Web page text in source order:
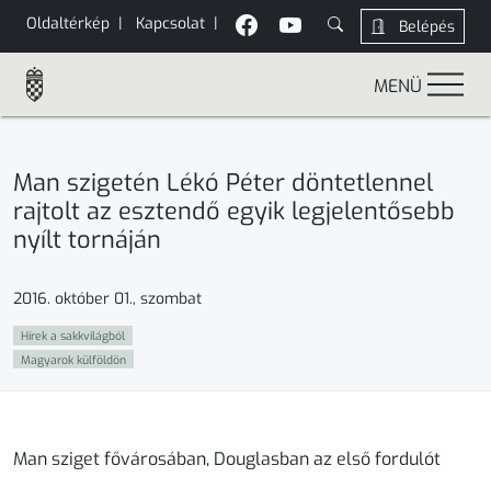
Oldaltérkép | Kapcsolat | Belépés
MENÜ
Man szigetén Lékó Péter döntetlennel
rajtolt az esztendő egyik legjelentősebb
nyílt tornáján
2016. október 01., szombat
Hírek a sakkvilágból
Magyarok külföldön
Man sziget fővárosában, Douglasban az első fordulót